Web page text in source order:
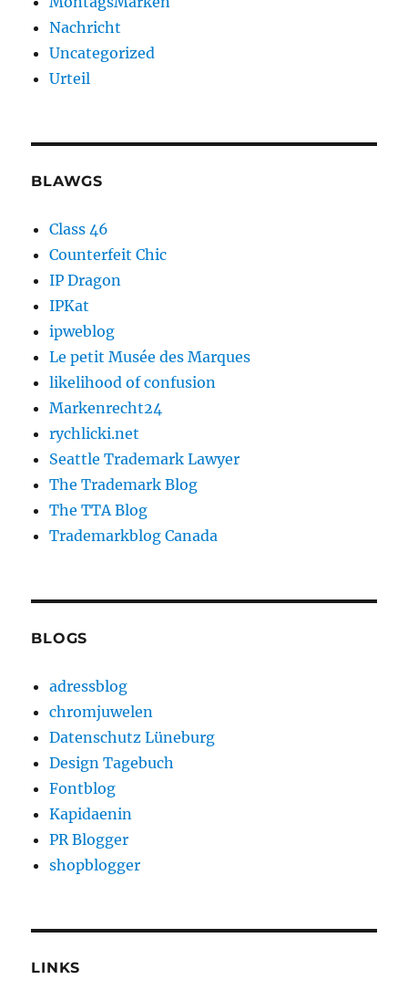
Nachricht
Uncategorized
Urteil
BLAWGS
Class 46
Counterfeit Chic
IP Dragon
IPKat
ipweblog
Le petit Musée des Marques
likelihood of confusion
Markenrecht24
rychlicki.net
Seattle Trademark Lawyer
The Trademark Blog
The TTA Blog
Trademarkblog Canada
BLOGS
adressblog
chromjuwelen
Datenschutz Lüneburg
Design Tagebuch
Fontblog
Kapidaenin
PR Blogger
shopblogger
LINKS